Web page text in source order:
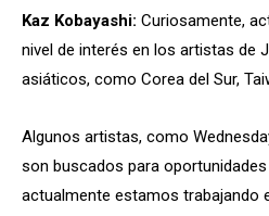
Kaz Kobayashi: Curiosamente,
nivel de interés en los artistas de
asiáticos, como Corea del Sur,
Algunos artistas, como
son buscados para
actualmente estamos trabajando